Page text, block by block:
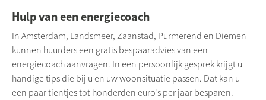
Hulp van een energiecoach
In Amsterdam, Landsmeer, Zaanstad, Purmerend en Diemen
kunnen huurders een gratis bespaaradvies van een
energiecoach aanvragen. In een persoonlijk gesprek krijgt u
handige tips die bij u en uw woonsituatie passen. Dat kan u
een paar tientjes tot honderden euro's per jaar besparen.